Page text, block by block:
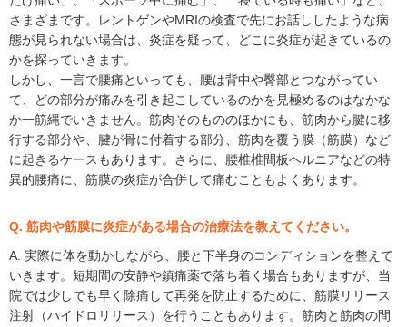
さまざまです。レントゲンやMRIの検査で先にお話ししたような病
態が見られない場合は、炎症を疑って、どこに炎症が起きているの
かを探っていきます。
しかし、一言で腰痛といっても、腰は背中や臀部とつながってい
て、どの部分が痛みを引き起こしているのかを見極めるのはなかな
か一筋縄でいきません。筋肉そのもののほかにも、筋肉から腱に移
行する部分や、腱が骨に付着する部分、筋肉を覆う膜（筋膜）など
に起きるケースもあります。さらに、腰椎椎間板ヘルニアなどの特
異的腰痛に、筋膜の炎症が合併して痛むこともよくあります。
Q. 筋肉や筋膜に炎症がある場合の治療法を教えてください。
A. 実際に体を動かしながら、腰と下半身のコンディションを整えて
いきます。短期間の安静や鎮痛薬で落ち着く場合もありますが、当
院では少しでも早く除痛して再発を防止するために、筋膜リリース
注射（ハイドロリリース）を行うこともあります。筋肉と筋肉の間